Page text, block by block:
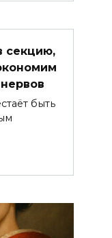
секцию,
быть